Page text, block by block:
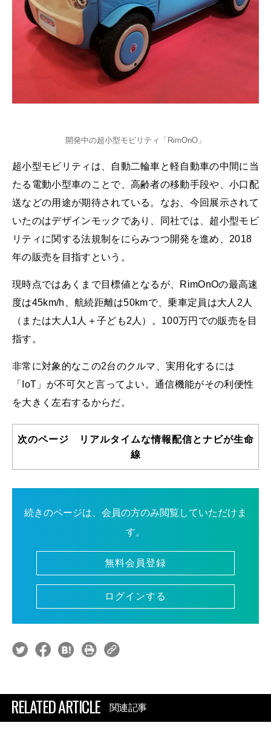
開発中の超小型モビリティ「RimOnO」
超小型モビリティは、自動二輪車と軽自動車の中間に当
たる電動小型車のことで、高齢者の移動手段や、小口配
送などの用途が期待されている。なお、今回展示されて
いたのはデザインモックであり、同社では、超小型モビ
リティに関する法規制をにらみつつ開発を進め、2018
年の販売を目指すという。
現時点ではあくまで目標値となるが、RimOnOの最高速
度は45km/h、航続距離は50kmで、乗車定員は大人2人
（または大人1人＋子ども2人）。100万円での販売を目
指す。
非常に対象的なこの2台のクルマ、実用化するには
「IoT」が不可欠と言ってよい。通信機能がその利便性
を大きく左右するからだ。
次のページ リアルタイムな情報配信とナビが生命
線
続きのページは、会員の方のみ閲覧していただけま
す。
無料会員登録
ログインする
RELATED ARTICLE 関連記事